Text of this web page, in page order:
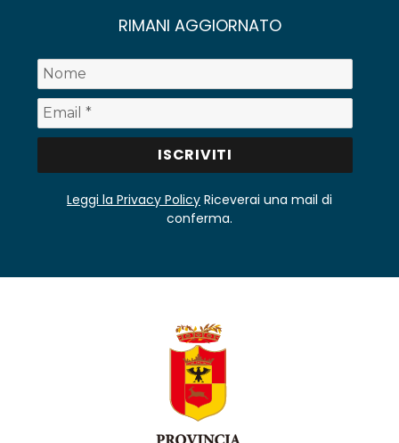
RIMANI AGGIORNATO
Leggi la Privacy Policy Riceverai una mail di
conferma.